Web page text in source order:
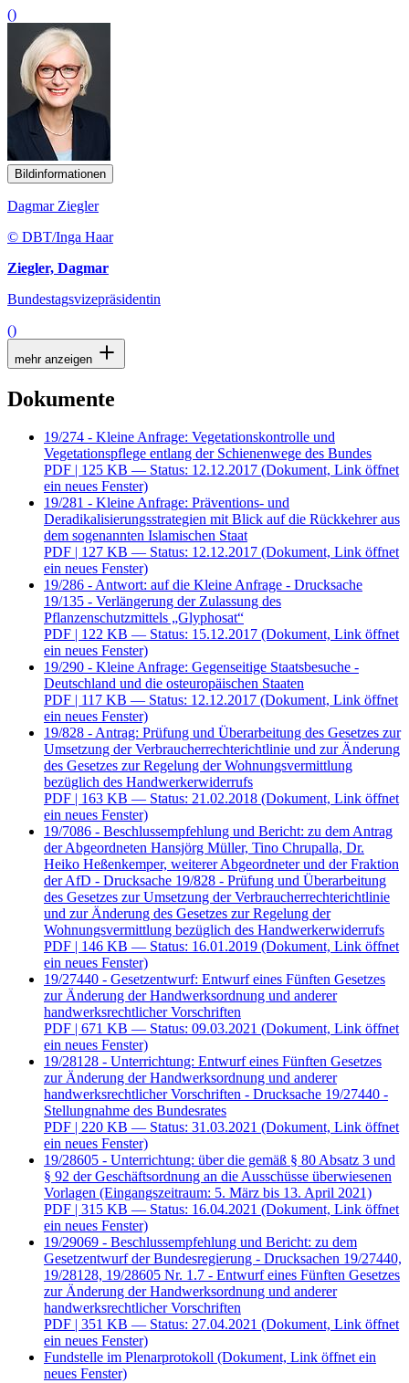
()
Bildinformationen
Dagmar Ziegler
© DBT/Inga Haar
Ziegler, Dagmar
Bundestagsvizepräsidentin
()
mehr anzeigen
Dokumente
19/274 - Kleine Anfrage: Vegetationskontrolle und
Vegetationspflege entlang der Schienenwege des Bundes
PDF | 125 KB — Status: 12.12.2017 (Dokument, Link öffnet
ein neues Fenster)
19/281 - Kleine Anfrage: Präventions- und
Deradikalisierungsstrategien mit Blick auf die Rückkehrer aus
dem sogenannten Islamischen Staat
PDF | 127 KB — Status: 12.12.2017 (Dokument, Link öffnet
ein neues Fenster)
19/286 - Antwort: auf die Kleine Anfrage - Drucksache
19/135 - Verlängerung der Zulassung des
Pflanzenschutzmittels „Glyphosat“
PDF | 122 KB — Status: 15.12.2017 (Dokument, Link öffnet
ein neues Fenster)
19/290 - Kleine Anfrage: Gegenseitige Staatsbesuche -
Deutschland und die osteuropäischen Staaten
PDF | 117 KB — Status: 12.12.2017 (Dokument, Link öffnet
ein neues Fenster)
19/828 - Antrag: Prüfung und Überarbeitung des Gesetzes zur
Umsetzung der Verbraucherrechterichtlinie und zur Änderung
des Gesetzes zur Regelung der Wohnungsvermittlung
bezüglich des Handwerkerwiderrufs
PDF | 163 KB — Status: 21.02.2018 (Dokument, Link öffnet
ein neues Fenster)
19/7086 - Beschlussempfehlung und Bericht: zu dem Antrag
der Abgeordneten Hansjörg Müller, Tino Chrupalla, Dr.
Heiko Heßenkemper, weiterer Abgeordneter und der Fraktion
der AfD - Drucksache 19/828 - Prüfung und Überarbeitung
des Gesetzes zur Umsetzung der Verbraucherrechterichtlinie
und zur Änderung des Gesetzes zur Regelung der
Wohnungsvermittlung bezüglich des Handwerkerwiderrufs
PDF | 146 KB — Status: 16.01.2019 (Dokument, Link öffnet
ein neues Fenster)
19/27440 - Gesetzentwurf: Entwurf eines Fünften Gesetzes
zur Änderung der Handwerksordnung und anderer
handwerksrechtlicher Vorschriften
PDF | 671 KB — Status: 09.03.2021 (Dokument, Link öffnet
ein neues Fenster)
19/28128 - Unterrichtung: Entwurf eines Fünften Gesetzes
zur Änderung der Handwerksordnung und anderer
handwerksrechtlicher Vorschriften - Drucksache 19/27440 -
Stellungnahme des Bundesrates
PDF | 220 KB — Status: 31.03.2021 (Dokument, Link öffnet
ein neues Fenster)
19/28605 - Unterrichtung: über die gemäß § 80 Absatz 3 und
§ 92 der Geschäftsordnung an die Ausschüsse überwiesenen
Vorlagen (Eingangszeitraum: 5. März bis 13. April 2021)
PDF | 315 KB — Status: 16.04.2021 (Dokument, Link öffnet
ein neues Fenster)
19/29069 - Beschlussempfehlung und Bericht: zu dem
Gesetzentwurf der Bundesregierung - Drucksachen 19/27440,
19/28128, 19/28605 Nr. 1.7 - Entwurf eines Fünften Gesetzes
zur Änderung der Handwerksordnung und anderer
handwerksrechtlicher Vorschriften
PDF | 351 KB — Status: 27.04.2021 (Dokument, Link öffnet
ein neues Fenster)
Fundstelle im Plenarprotokoll (Dokument, Link öffnet ein
neues Fenster)